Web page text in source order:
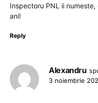
Inspectoru PNL ii
ani!
Reply
Alexandru
3 noiembrie